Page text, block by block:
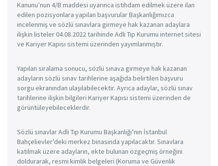
Kanunu’nun 4/B maddesi uyarınca istihdam edilmek üzere ilan
edilen pozisyonlara yapılan başvurular Başkanlığımızca
incelenmiş ve sözlü sınavlara girmeye hak kazanan adaylara
ilişkin listeler 04.08.2022 tarihinde Adli Tıp Kurumu internet sitesi
ve Kariyer Kapısı sistemi üzerinden yayımlanmıştır.
Yapılan sıralama sonucu, sözlü sınava girmeye hak kazanan
adayların sözlü sınav tarihlerine aşağıda belirtilen başvuru
sorgu ekranından ulaşılabilecektir. Ayrıca adaylar, sözlü sınav
tarihlerine ilişkin bilgileri Kariyer Kapısı sistemi üzerinden de
görüntüleyebileceklerdir.
Sözlü sınavlar Adli Tıp Kurumu Başkanlığı’nın İstanbul
Bahçelievler’deki merkez binasında yapılacaktır. Sınavlara
katılmak üzere adayların, ekte bulunan özgeçmiş örneğini
doldurarak, resmi kimlik belgeleri (Koruma ve Güvenlik